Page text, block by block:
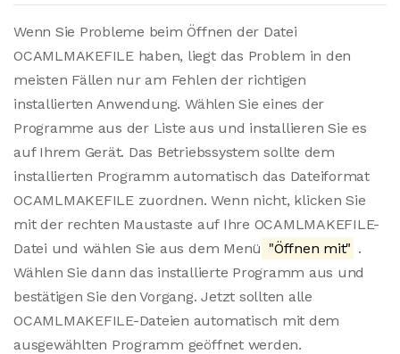
Wenn Sie Probleme beim Öffnen der Datei
OCAMLMAKEFILE haben, liegt das Problem in den
meisten Fällen nur am Fehlen der richtigen
installierten Anwendung. Wählen Sie eines der
Programme aus der Liste aus und installieren Sie es
auf Ihrem Gerät. Das Betriebssystem sollte dem
installierten Programm automatisch das Dateiformat
OCAMLMAKEFILE zuordnen. Wenn nicht, klicken Sie
mit der rechten Maustaste auf Ihre OCAMLMAKEFILE-
Datei und wählen Sie aus dem Menü "Öffnen mit" .
Wählen Sie dann das installierte Programm aus und
bestätigen Sie den Vorgang. Jetzt sollten alle
OCAMLMAKEFILE-Dateien automatisch mit dem
ausgewählten Programm geöffnet werden.